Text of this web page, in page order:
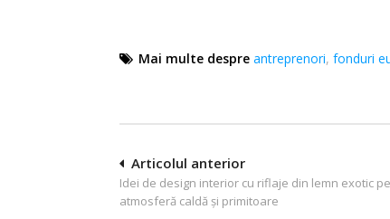
Mai multe despre antreprenori, fonduri
Navigare
în
Articolul anterior
Idei de design interior cu riflaje din lemn exotic
atmosferă caldă și primitoare